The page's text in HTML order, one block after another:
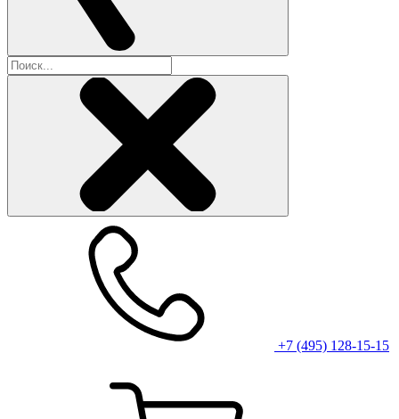
+7 (495) 128-15-15